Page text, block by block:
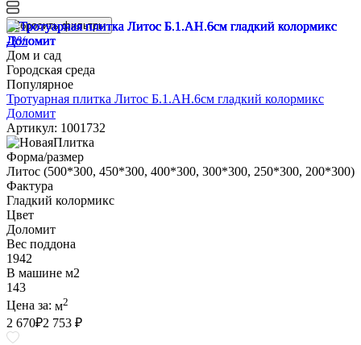
Сбросить фильтры
-3%
Дом и сад
Городская среда
Популярное
Тротуарная плитка Литос Б.1.АН.6см гладкий колормикс
Доломит
Артикул: 1001732
Форма/размер
Литос (500*300, 450*300, 400*300, 300*300, 250*300, 200*300)
Фактура
Гладкий колормикс
Цвет
Доломит
Вес поддона
1942
В машине м2
143
Цена за: м2
2 670₽2 753 ₽